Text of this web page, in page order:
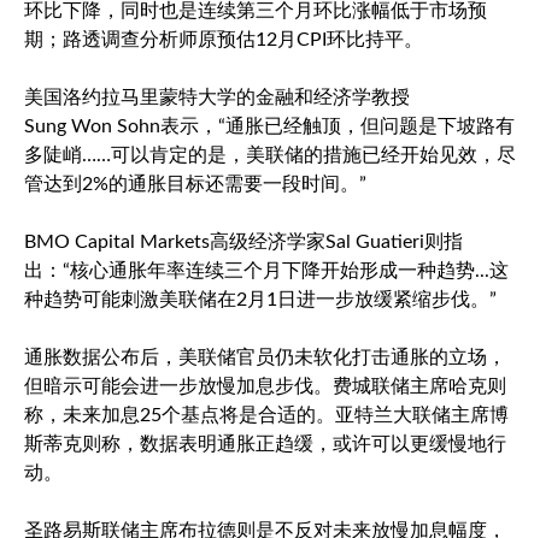
环比下降，同时也是连续第三个月环比涨幅低于市场预
期；路透调查分析师原预估12月CPI环比持平。
美国洛约拉马里蒙特大学的金融和经济学教授
Sung Won Sohn表示，“通胀已经触顶，但问题是下坡路有
多陡峭……可以肯定的是，美联储的措施已经开始见效，尽
管达到2%的通胀目标还需要一段时间。”
BMO Capital Markets高级经济学家Sal Guatieri则指
出：“核心通胀年率连续三个月下降开始形成一种趋势...这
种趋势可能刺激美联储在2月1日进一步放缓紧缩步伐。”
通胀数据公布后，美联储官员仍未软化打击通胀的立场，
但暗示可能会进一步放慢加息步伐。费城联储主席哈克则
称，未来加息25个基点将是合适的。亚特兰大联储主席博
斯蒂克则称，数据表明通胀正趋缓，或许可以更缓慢地行
动。
圣路易斯联储主席布拉德则是不反对未来放慢加息幅度，